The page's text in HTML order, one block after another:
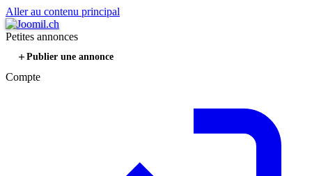
Aller au contenu principal
Petites annonces
Publier une annonce
Compte